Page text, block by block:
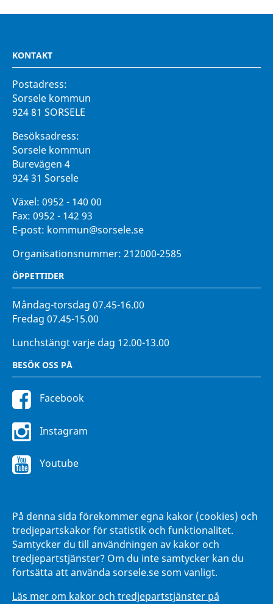
På denna sida förekommer egna kakor (cookies) och
tredjepartskakor för statistik och funktionalitet.
Samtycker du till användningen av kakor och
tredjepartstjänster? Om du inte samtycker kan du
fortsätta att använda sorsele.se som vanligt.
Läs mer om kakor och tredjepartstjänster på
KONTAKT
Postadress:
Sorsele kommun
924 81 SORSELE
Besöksadress:
Sorsele kommun
Burevägen 4
924 31 Sorsele
Växel: 0952 - 140 00
Fax: 0952 - 142 93
E-post: kommun@sorsele.se
Organisationsnummer: 212000-2585
ÖPPETTIDER
Måndag-torsdag 07.45-16.00
Fredag 07.45-15.00
Lunchstängt varje dag 12.00-13.00
BESÖK OSS PÅ
Facebook
Instagram
Youtube
Intranätet Hänna